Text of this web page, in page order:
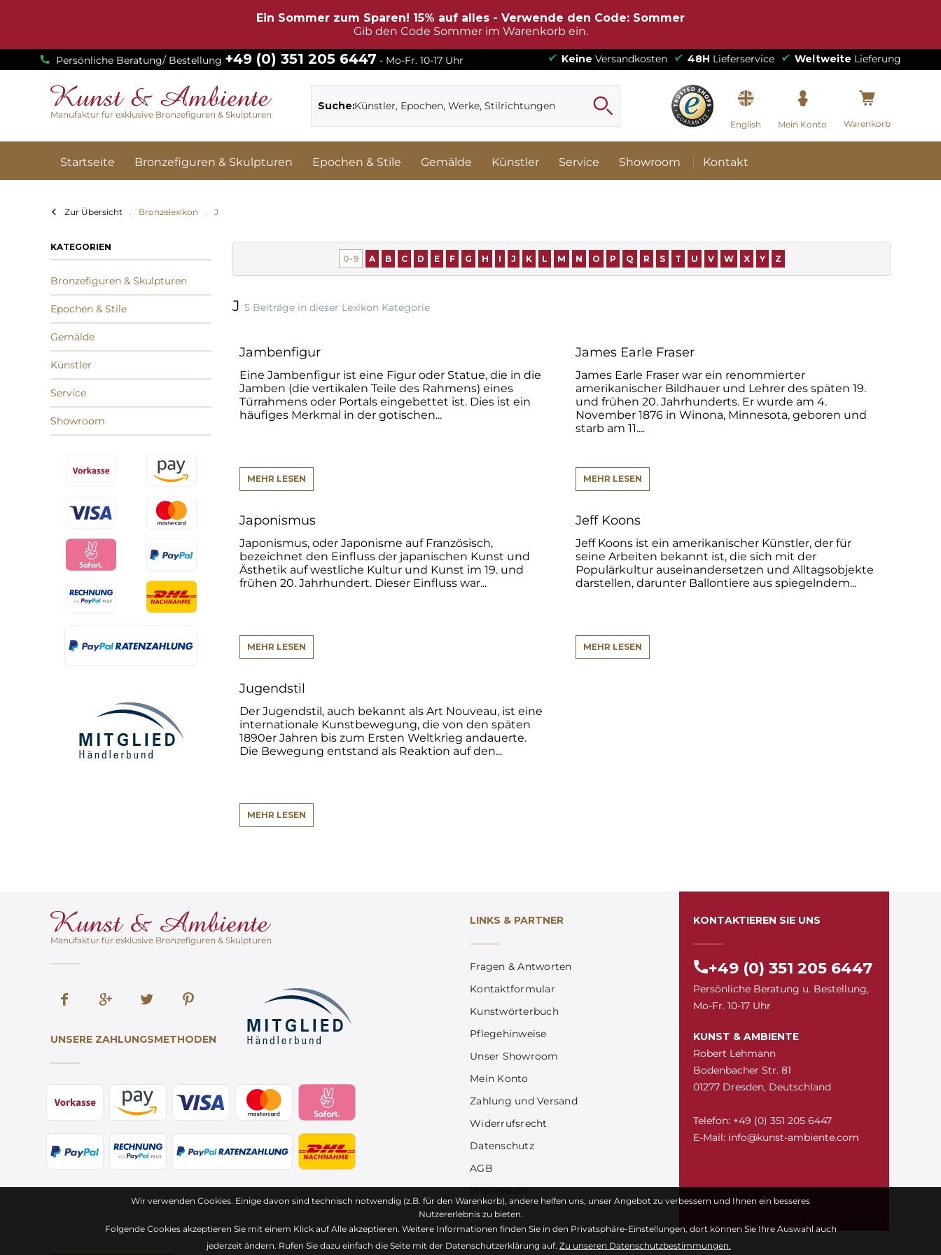
Ein Sommer zum Sparen! 15% auf alles - Verwende den Code: Sommer
Gib den Code Sommer im Warenkorb ein.
Persönliche Beratung/ Bestellung +49 (0) 351 205 6447 - Mo-Fr. 10-17 Uhr Keine Versandkosten 48H Lieferservice Weltweite Lieferung
Manufaktur für exklusive Bronzefiguren & Skulpturen
Suche:
English Mein Konto Warenkorb
Startseite Bronzefiguren & Skulpturen Epochen & Stile Gemälde Künstler Service Showroom Kontakt
Zur Übersicht Bronzelexikon J
KATEGORIEN
Bronzefiguren & Skulpturen
Epochen & Stile
Gemälde
Künstler
Service
Showroom
0-9 A B C D E F G H I J K L M N O P Q R S T U V W X Y Z
J 5 Beiträge in dieser Lexikon Kategorie
Jambenfigur
Eine Jambenfigur ist eine Figur oder Statue, die in die
Jamben (die vertikalen Teile des Rahmens) eines
Türrahmens oder Portals eingebettet ist. Dies ist ein
häufiges Merkmal in der gotischen...
MEHR LESEN
James Earle Fraser
James Earle Fraser war ein renommierter
amerikanischer Bildhauer und Lehrer des späten 19.
und frühen 20. Jahrhunderts. Er wurde am 4.
November 1876 in Winona, Minnesota, geboren und
starb am 11....
MEHR LESEN
Japonismus
Japonismus, oder Japonisme auf Französisch,
bezeichnet den Einfluss der japanischen Kunst und
Ästhetik auf westliche Kultur und Kunst im 19. und
frühen 20. Jahrhundert. Dieser Einfluss war...
MEHR LESEN
Jeff Koons
Jeff Koons ist ein amerikanischer Künstler, der für
seine Arbeiten bekannt ist, die sich mit der
Populärkultur auseinandersetzen und Alltagsobjekte
darstellen, darunter Ballontiere aus spiegelndem...
MEHR LESEN
Jugendstil
Der Jugendstil, auch bekannt als Art Nouveau, ist eine
internationale Kunstbewegung, die von den späten
1890er Jahren bis zum Ersten Weltkrieg andauerte.
Die Bewegung entstand als Reaktion auf den...
MEHR LESEN
Manufaktur für exklusive Bronzefiguren & Skulpturen
UNSERE ZAHLUNGSMETHODEN
LINKS & PARTNER
Fragen & Antworten
Kontaktformular
Kunstwörterbuch
Pflegehinweise
Unser Showroom
Mein Konto
Zahlung und Versand
Widerrufsrecht
Datenschutz
AGB
Impressum
KONTAKTIEREN SIE UNS
+49 (0) 351 205 6447
Persönliche Beratung u. Bestellung,
Mo-Fr. 10-17 Uhr
KUNST & AMBIENTE
Robert Lehmann
Bodenbacher Str. 81
01277 Dresden, Deutschland
Telefon: +49 (0) 351 205 6447
E-Mail:
moc.etneibma-t
snuk@ofni
Wir verwenden Cookies. Einige davon sind technisch notwendig (z.B. für den Warenkorb), andere helfen uns, unser Angebot zu verbessern und Ihnen ein besseres
Nutzererlebnis zu bieten.
Folgende Cookies akzeptieren Sie mit einem Klick auf Alle akzeptieren. Weitere Informationen finden Sie in den Privatsphäre-Einstellungen, dort können Sie Ihre Auswahl auch
jederzeit ändern. Rufen Sie dazu einfach die Seite mit der Datenschutzerklärung auf. Zu unseren Datenschutzbestimmungen.